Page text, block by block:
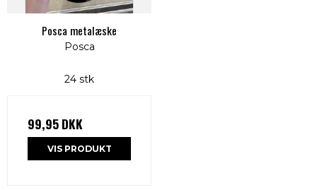
Posca metalæske
Posca
24 stk
99,95 DKK
VIS PRODUKT